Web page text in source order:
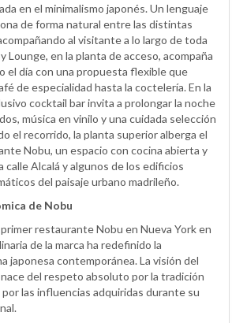
en el minimalismo japonés. Un lenguaje
de forma natural entre las distintas
al visitante a lo largo de toda
Lounge, en la planta de acceso, acompaña
el día con una propuesta flexible que
de especialidad hasta la coctelería. En la
cocktail bar invita a prolongar la noche
música en vinilo y una cuidada selección
el recorrido, la planta superior alberga el
Nobu, un espacio con cocina abierta y
calle Alcalá y algunos de los edificios
del paisaje urbano madrileño.
de Nobu
restaurante Nobu en Nueva York en
de la marca ha redefinido la
japonesa contemporánea. La visión del
nace del respeto absoluto por la tradición
las influencias adquiridas durante su